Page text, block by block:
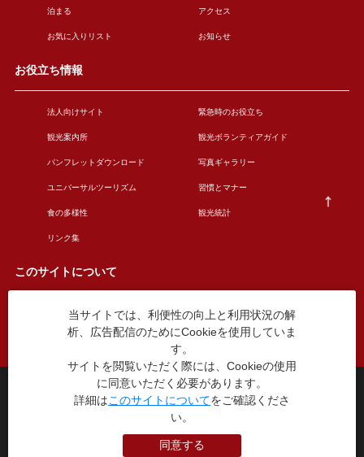
泊まる アクセス
お気に入りリスト お知らせ
お役立ち情報
法人向けサイト 緊急時のお役立ち
観光案内所 観光ボランティアガイド
パンフレットダウンロード 写真ギャラリー
ユニバーサルツーリズム 習慣とマナー
食の多様性 観光統計
リンク集
このサイトについて
このサイトについて 広告掲載について
お問い合わせ
台東区役所観光課
〒110-8615 東京都台東区東上野4丁目5番6号
TEL：03-5246-1151
本WEBサイトに掲就されている全データについて無断転載・引用を禁じます。
当サイトでは、利便性の向上と利用状況の解
析、広告配信のためにCookieを使用していま
す。
サイトを閲覧いただく際には、Cookieの使用
に同意いただく必要があります。
詳細はこのサイトについてをご確認くださ
い。
同意する